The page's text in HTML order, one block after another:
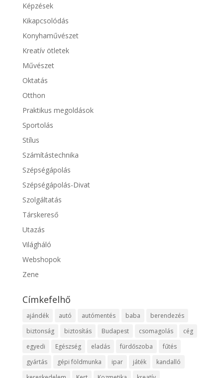
Képzések
Kikapcsolódás
Konyhaművészet
Kreatív ötletek
Művészet
Oktatás
Otthon
Praktikus megoldások
Sportolás
Stílus
Számítástechnika
Szépségápolás
Szépségápolás-Divat
Szolgáltatás
Társkereső
Utazás
Világháló
Webshopok
Zene
Címkefelhő
ajándék autó autómentés baba
berendezés
biztonság
biztosítás Budapest csomagolás
cég
egyedi
Egészség eladás fürdőszoba
fűtés
gyártás
gépi földmunka ipar játék
kandalló